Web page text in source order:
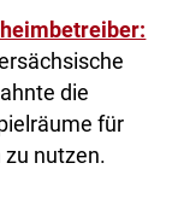
die
für
zu nutzen.